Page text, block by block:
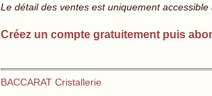
Le détail des ventes est uniquement accessible
Créez un compte gratuitement puis
BACCARAT Cristallerie